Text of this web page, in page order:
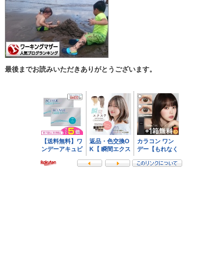
最後までお読みいただきありがとうございます。